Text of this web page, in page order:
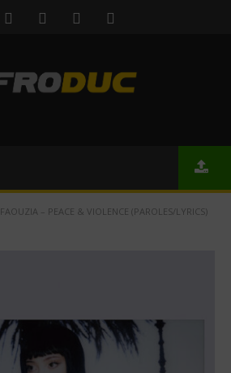
FAOUZIA – PEACE & VIOLENCE (PAROLES/LYRICS)